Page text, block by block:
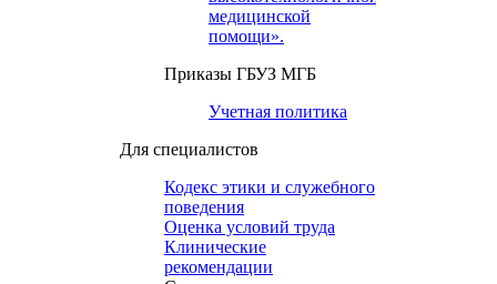
медицинской
помощи».
Приказы ГБУЗ МГБ
Учетная политика
Для специалистов
Кодекс этики и служебного
поведения
Оценка условий труда
Клинические
рекомендации